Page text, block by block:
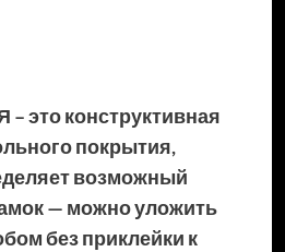
это конструктивная
покрытия,
возможный
— можно уложить
без приклейки к